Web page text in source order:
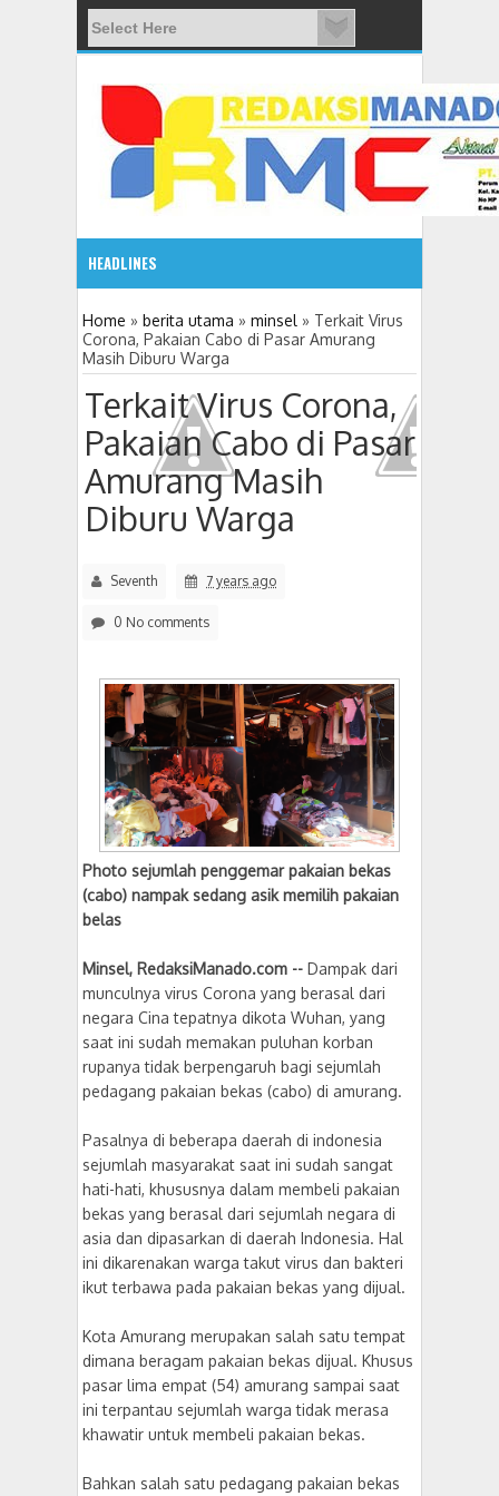
HEADLINES
2:10 PM
Gelar Seminar Budaya, Masyarakat Siap Tentukan Tahun
Home » berita utama » minsel » Terkait Virus
Corona, Pakaian Cabo di Pasar Amurang
Masih Diburu Warga
Terkait Virus Corona,
Pakaian Cabo di Pasar
Amurang Masih
Diburu Warga
Seventh 7 years ago
0 No comments
Photo sejumlah penggemar pakaian bekas
(cabo) nampak sedang asik memilih pakaian
belas
Minsel, RedaksiManado.com -- Dampak dari
munculnya virus Corona yang berasal dari
negara Cina tepatnya dikota Wuhan, yang
saat ini sudah memakan puluhan korban
rupanya tidak berpengaruh bagi sejumlah
pedagang pakaian bekas (cabo) di amurang.
Pasalnya di beberapa daerah di indonesia
sejumlah masyarakat saat ini sudah sangat
hati-hati, khususnya dalam membeli pakaian
bekas yang berasal dari sejumlah negara di
asia dan dipasarkan di daerah Indonesia. Hal
ini dikarenakan warga takut virus dan bakteri
ikut terbawa pada pakaian bekas yang dijual.
Kota Amurang merupakan salah satu tempat
dimana beragam pakaian bekas dijual. Khusus
pasar lima empat (54) amurang sampai saat
ini terpantau sejumlah warga tidak merasa
khawatir untuk membeli pakaian bekas.
Bahkan salah satu pedagang pakaian bekas